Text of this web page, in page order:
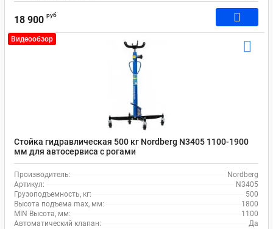
18 900 руб
Видеообзор
Стойка гидравлическая 500 кг Nordberg N3405 1100-1900
мм для автосервиса с рогами
Производитель:
Nordberg
Артикул:
N3405
Грузоподъемность, кг:
500
Высота подъема max, мм:
1800
MIN Высота, мм:
1100
Автоматический клапан:
Да